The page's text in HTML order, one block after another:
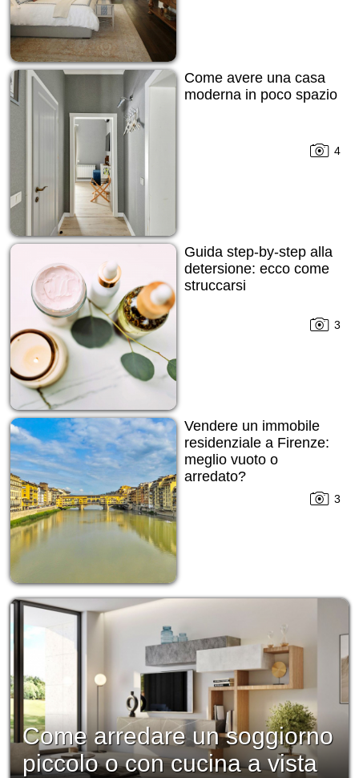
Come avere una casa
moderna in poco spazio
4
Guida step-by-step alla
detersione: ecco come
struccarsi
3
Vendere un immobile
residenziale a Firenze:
meglio vuoto o
arredato?
3
Come arredare un soggiorno
piccolo o con cucina a vista